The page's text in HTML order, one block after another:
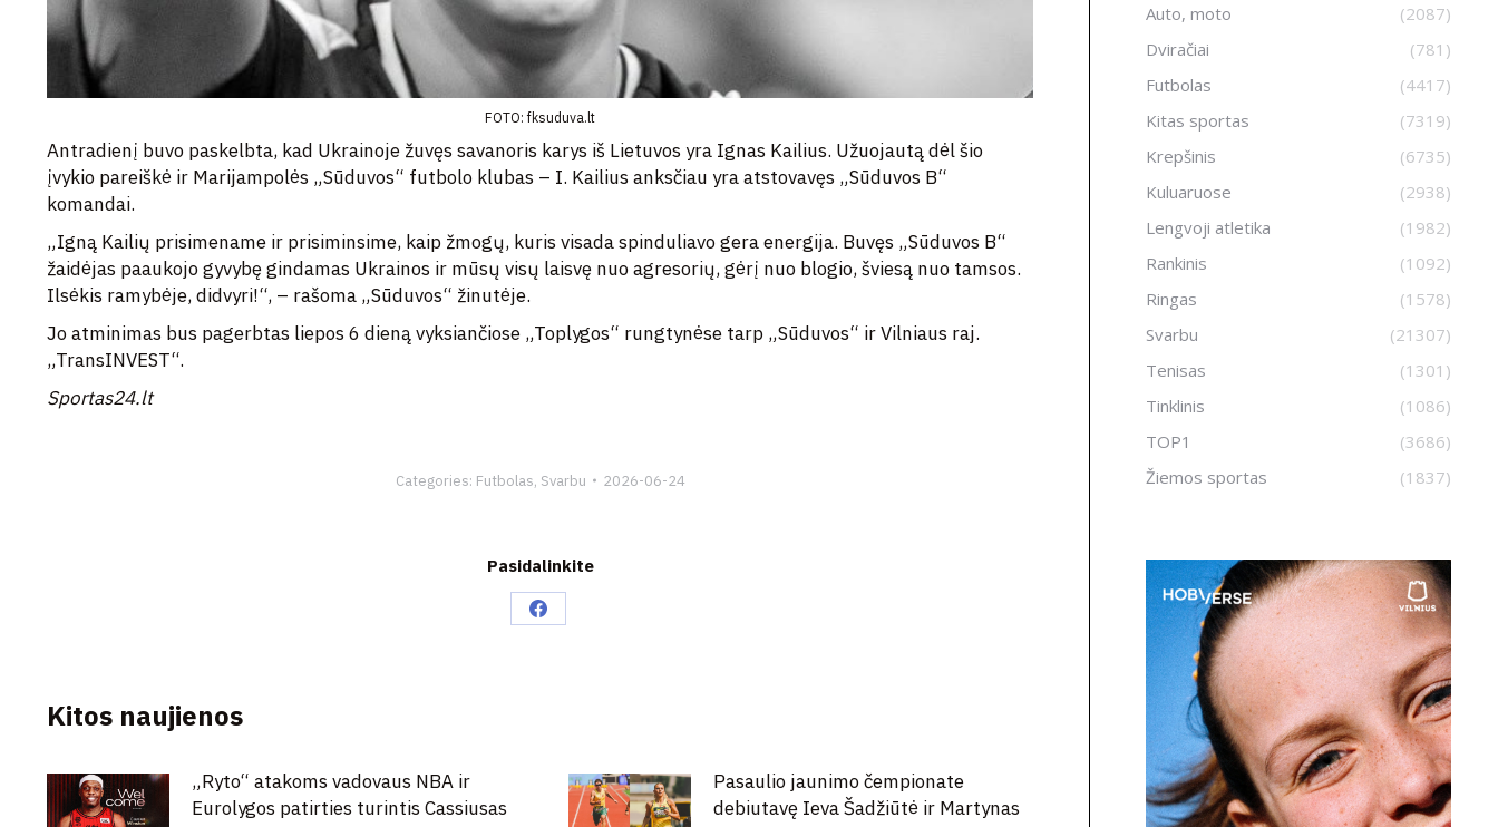
FOTO: fksuduva.lt
Antradienį buvo paskelbta, kad Ukrainoje žuvęs savanoris karys iš Lietuvos yra Ignas Kailius. Užuojautą dėl šio
įvykio pareiškė ir Marijampolės „Sūduvos“ futbolo klubas – I. Kailius anksčiau yra atstovavęs „Sūduvos B“
komandai.
„Igną Kailių prisimename ir prisiminsime, kaip žmogų, kuris visada spinduliavo gera energija. Buvęs „Sūduvos B“
žaidėjas paaukojo gyvybę gindamas Ukrainos ir mūsų visų laisvę nuo agresorių, gėrį nuo blogio, šviesą nuo tamsos.
Ilsėkis ramybėje, didvyri!“, – rašoma „Sūduvos“ žinutėje.
Jo atminimas bus pagerbtas liepos 6 dieną vyksiančiose „Toplygos“ rungtynėse tarp „Sūduvos“ ir Vilniaus raj.
„TransINVEST“.
Sportas24.lt
Categories: Futbolas, Svarbu 2026-06-24
Pasidalinkite
Share
Kitos naujienos
„Ryto“ atakoms vadovaus NBA ir
Eurolygos patirties turintis Cassiusas
Pasaulio jaunimo čempionate
debiutavę Ieva Šadžiūtė ir Martynas
Auto, moto
(2087)
Dviračiai
(781)
Futbolas
(4417)
Kitas sportas
(7319)
Krepšinis
(6735)
Kuluaruose
(2938)
Lengvoji atletika
(1982)
Rankinis
(1092)
Ringas
(1578)
Svarbu
(21307)
Tenisas
(1301)
Tinklinis
(1086)
TOP1
(3686)
Žiemos sportas
(1837)